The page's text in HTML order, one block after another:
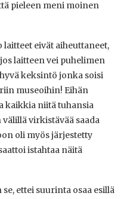
pieleen meni moinen
eivät aiheuttaneet,
laitteen vei puhelimen
keksintö jonka soisi
museoihin! Eihän
kaikkia niitä tuhansia
virkistävää saada
oli myös järjestetty
istahtaa näitä
ettei suurinta osaa esillä